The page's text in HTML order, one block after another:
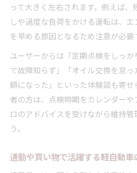
って大きく左右されます。例えば、
しや過度な負荷をかける運転は、
を早める原因となるため注意が必要
ユーザーからは「定期点検をしっ
で故障知らず」「オイル交換を怠
額になった」といった体験談も寄せ
者の方は、点検時期をカレンダー
ロのアドバイスを受けながら維持管
う。
通勤や買い物で活躍する軽自動車